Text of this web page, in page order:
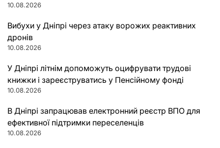
10.08.2026
Вибухи у Дніпрі через атаку ворожих реактивних
дронів
10.08.2026
У Дніпрі літнім допоможуть оцифрувати трудові
книжки і зареєструватись у Пенсійному фонді
10.08.2026
В Дніпрі запрацював електронний реєстр ВПО для
ефективної підтримки переселенців
10.08.2026